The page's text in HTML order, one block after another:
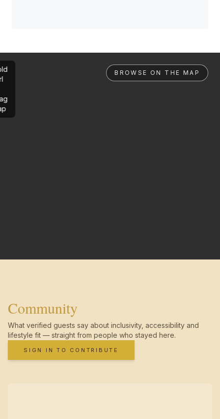
BROWSE ON THE MAP
Community
What verified guests say about inclusivity, accessibility and
lifestyle fit — straight from people who stayed here.
SIGN IN TO CONTRIBUTE